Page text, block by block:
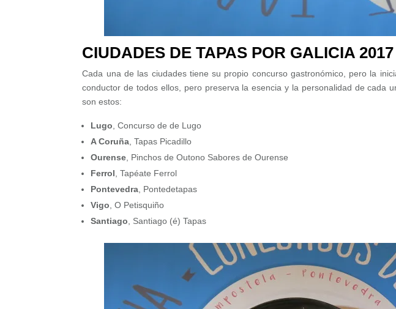
CIUDADES DE TAPAS POR GALICIA 2017
Cada una de las ciudades tiene su propio concurso gastronómico, pero la
conductor de todos ellos, pero preserva la esencia y la personalidad de cada
son estos:
Lugo, Concurso de de Lugo
A Coruña, Tapas Picadillo
Ourense, Pinchos de Outono Sabores de Ourense
Ferrol, Tapéate Ferrol
Pontevedra, Pontedetapas
Vigo, O Petisquiño
Santiago, Santiago (é) Tapas